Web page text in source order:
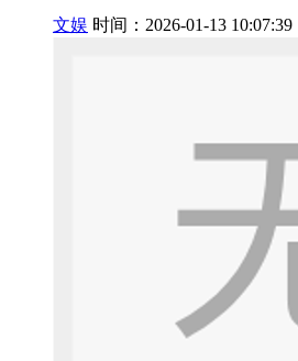
文娱 时间：2026-01-13 10:07:39